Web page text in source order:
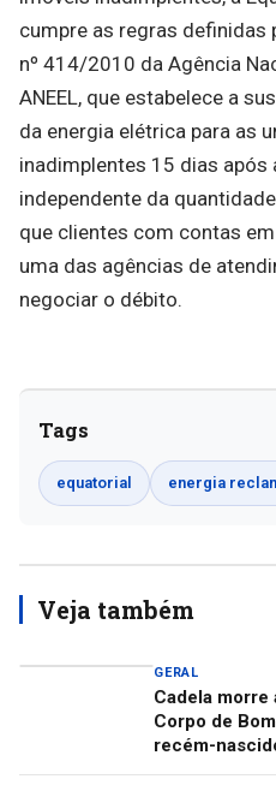
cumpre as regras definidas
nº 414/2010 da Agência
ANEEL, que estabelece a
da energia elétrica para as
inadimplentes 15 dias após
independente da
que clientes com contas
uma das agências de
negociar o débito.
Tags
equatorial energia
Veja também
GERAL
Cadela morre
Corpo de
recém-